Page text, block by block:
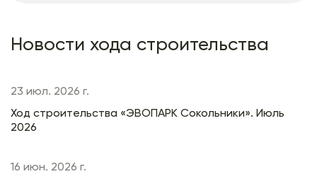
Новости хода строительства
23 июл. 2026 г.
Ход строительства «ЭВОПАРК Сокольники». Июль
2026
16 июн. 2026 г.